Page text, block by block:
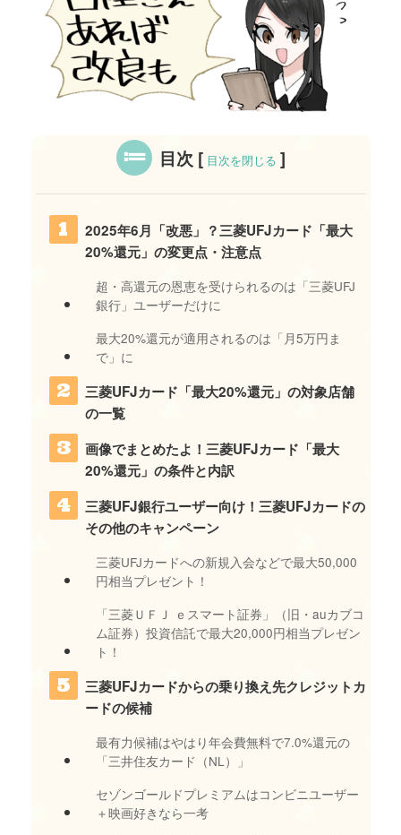
目次 [ 目次を閉じる ]
2025年6月「改悪」？三菱UFJカード「最大
20%還元」の変更点・注意点
超・高還元の恩恵を受けられるのは「三菱UFJ
銀行」ユーザーだけに
最大20%還元が適用されるのは「月5万円ま
で」に
三菱UFJカード「最大20%還元」の対象店舗
の一覧
画像でまとめたよ！三菱UFJカード「最大
20%還元」の条件と内訳
三菱UFJ銀行ユーザー向け！三菱UFJカードの
その他のキャンペーン
三菱UFJカードへの新規入会などで最大50,000
円相当プレゼント！
「三菱ＵＦＪ ｅスマート証券」（旧・auカブコ
ム証券）投資信託で最大20,000円相当プレゼン
ト！
三菱UFJカードからの乗り換え先クレジットカ
ードの候補
最有力候補はやはり年会費無料で7.0%還元の
「三井住友カード（NL）」
セゾンゴールドプレミアムはコンビニユーザー
＋映画好きなら一考